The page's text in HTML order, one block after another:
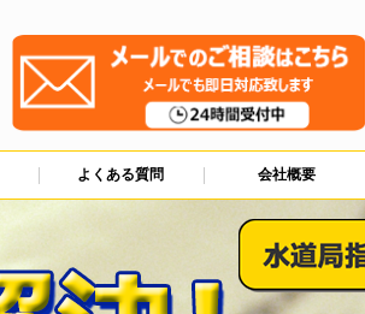
よくある質問 会社概要